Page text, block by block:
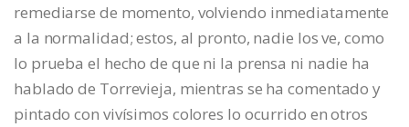
remediarse de momento, volviendo inmediatamente
a la normalidad; estos, al pronto, nadie los ve, como
lo prueba el hecho de que ni la prensa ni nadie ha
hablado de Torrevieja, mientras se ha comentado y
pintado con vivísimos colores lo ocurrido en otros